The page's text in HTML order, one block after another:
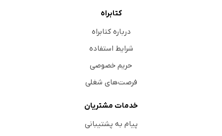
کتابراه
درباره کتابراه
شرایط استفاده
حریم خصوصی
فرصت‌های شغلی
خدمات مشتریان
پیام به پشتیبانی